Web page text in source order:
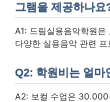
그램을 제공하나요
A1: 드림실용음악학원
다양한 실용음악 관련
Q2: 학원비는 얼마
A2: 보컬 수업은